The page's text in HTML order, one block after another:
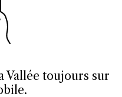
Vallée toujours sur